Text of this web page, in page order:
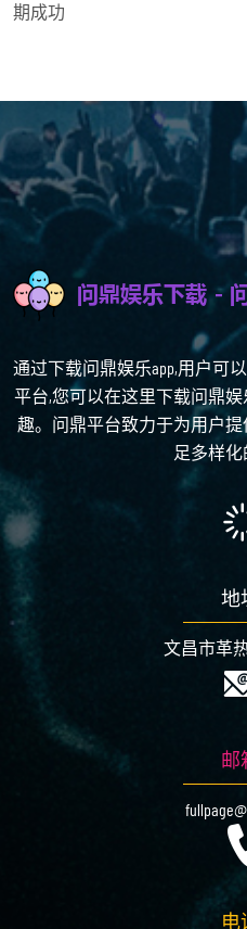
期成功
通过下载问鼎娱乐app,用户可
平台,您可以在这里下载问鼎
趣。问鼎平台致力于为用户
足多样化
地
文昌市革
邮
电